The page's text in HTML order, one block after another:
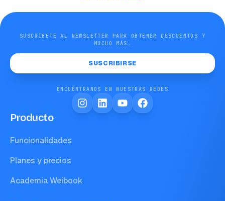
SUSCRÍBETE AL NEWSLETTER PARA OBTENER DESCUENTOS Y
MUCHO MÁS.
SUSCRIBIRSE
ENCUÉNTRANOS EN NUESTRAS REDES
Producto
Funcionalidades
Planes y precios
Academia Weibook